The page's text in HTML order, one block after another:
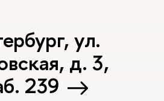
ул.
д. 3,
239